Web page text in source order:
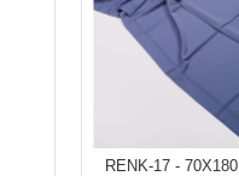
RENK-17 - 70X180